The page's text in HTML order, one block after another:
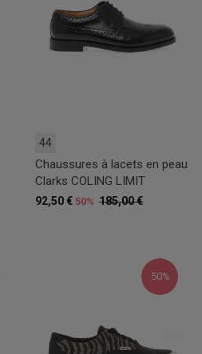
44
Chaussures à lacets en peau
Clarks COLING LIMIT
185,00 €
92,50 € 50%
50%